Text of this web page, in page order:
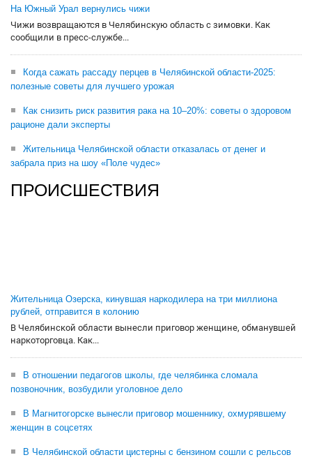
На Южный Урал вернулись чижи
Чижи возвращаются в Челябинскую область с зимовки. Как
сообщили в пресс-службе...
Когда сажать рассаду перцев в Челябинской области-2025:
полезные советы для лучшего урожая
Как снизить риск развития рака на 10–20%: советы о здоровом
рационе дали эксперты
Жительница Челябинской области отказалась от денег и
забрала приз на шоу «Поле чудес»
ПРОИСШЕСТВИЯ
Жительница Озерска, кинувшая наркодилера на три миллиона
рублей, отправится в колонию
В Челябинской области вынесли приговор женщине, обманувшей
наркоторговца. Как...
В отношении педагогов школы, где челябинка сломала
позвоночник, возбудили уголовное дело
В Магнитогорске вынесли приговор мошеннику, охмурявшему
женщин в соцсетях
В Челябинской области цистерны с бензином сошли с рельсов